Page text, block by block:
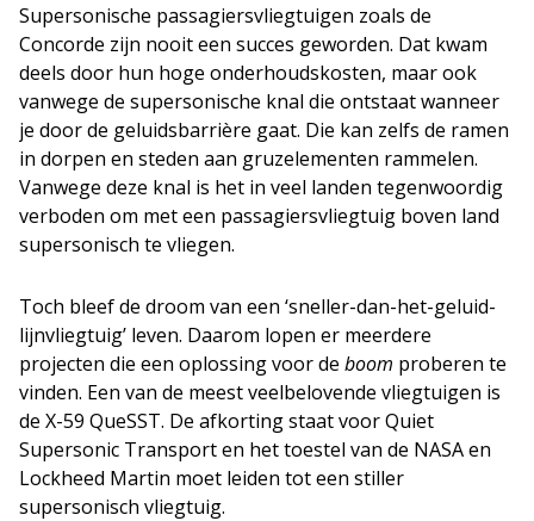
Supersonische passagiersvliegtuigen zoals de
Concorde zijn nooit een succes geworden. Dat kwam
deels door hun hoge onderhoudskosten, maar ook
vanwege de supersonische knal die ontstaat wanneer
je door de geluidsbarrière gaat. Die kan zelfs de ramen
in dorpen en steden aan gruzelementen rammelen.
Vanwege deze knal is het in veel landen tegenwoordig
verboden om met een passagiersvliegtuig boven land
supersonisch te vliegen.
Toch bleef de droom van een ‘sneller-dan-het-geluid-
lijnvliegtuig’ leven. Daarom lopen er meerdere
projecten die een oplossing voor de boom proberen te
vinden. Een van de meest veelbelovende vliegtuigen is
de X-59 QueSST. De afkorting staat voor Quiet
Supersonic Transport en het toestel van de NASA en
Lockheed Martin moet leiden tot een stiller
supersonisch vliegtuig.